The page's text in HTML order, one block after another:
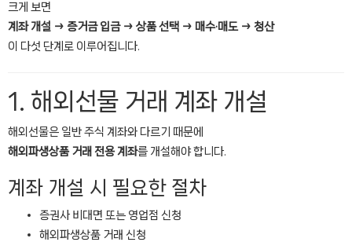
크게 보면
계좌 개설 → 증거금 입금 → 상품 선택 → 매수·매도 → 청산
이 다섯 단계로 이루어집니다.
1. 해외선물 거래 계좌 개설
해외선물은 일반 주식 계좌와 다르기 때문에
해외파생상품 거래 전용 계좌를 개설해야 합니다.
계좌 개설 시 필요한 절차
증권사 비대면 또는 영업점 신청
해외파생상품 거래 신청